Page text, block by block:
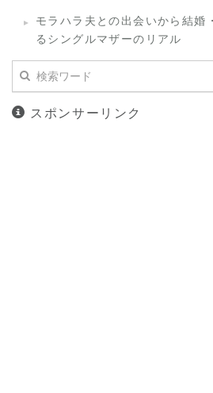
モラハラ夫との出会いから結婚
るシングルマザーのリアル
スポンサーリンク